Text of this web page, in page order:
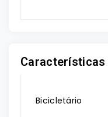
Características
Bicicletário